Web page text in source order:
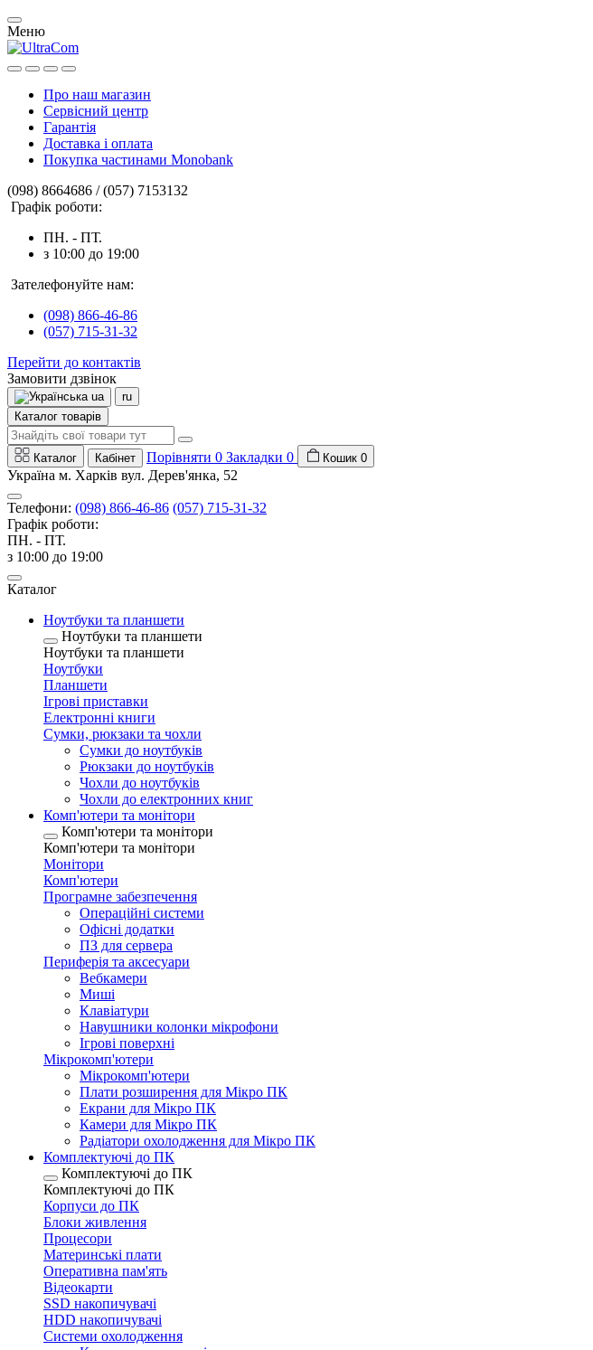
Меню
Про наш магазин
Сервісний центр
Гарантія
Доставка і оплата
Покупка частинами Monobank
(098) 8664686 / (057) 7153132
Графік роботи:
ПН. - ПТ.
з 10:00 до 19:00
Зателефонуйте нам:
(098) 866-46-86
(057) 715-31-32
Перейти до контактів
Замовити дзвінок
ua
ru
Каталог товарів
Каталог Кабінет Порівняти 0 Закладки 0 Кошик 0
Україна м. Харків вул. Дерев'янка, 52
Телефони: (098) 866-46-86 (057) 715-31-32
Графік роботи:
ПН. - ПТ.
з 10:00 до 19:00
Каталог
Ноутбуки та планшети
Ноутбуки та планшети
Ноутбуки та планшети
Ноутбуки
Планшети
Ігрові приставки
Електронні книги
Сумки, рюкзаки та чохли
Сумки до ноутбуків
Рюкзаки до ноутбуків
Чохли до ноутбуків
Чохли до електронних книг
Комп'ютери та монітори
Комп'ютери та монітори
Комп'ютери та монітори
Монітори
Комп'ютери
Програмне забезпечення
Операційні системи
Офісні додатки
ПЗ для сервера
Периферія та аксесуари
Вебкамери
Миші
Клавіатури
Навушники колонки мікрофони
Ігрові поверхні
Мікрокомп'ютери
Мікрокомп'ютери
Плати розширення для Мікро ПК
Екрани для Мікро ПК
Камери для Мікро ПК
Радіатори охолодження для Мікро ПК
Комплектуючі до ПК
Комплектуючі до ПК
Комплектуючі до ПК
Корпуси до ПК
Блоки живлення
Процесори
Материнські плати
Оперативна пам'ять
Відеокарти
SSD накопичувачі
HDD накопичувачі
Системи охолодження